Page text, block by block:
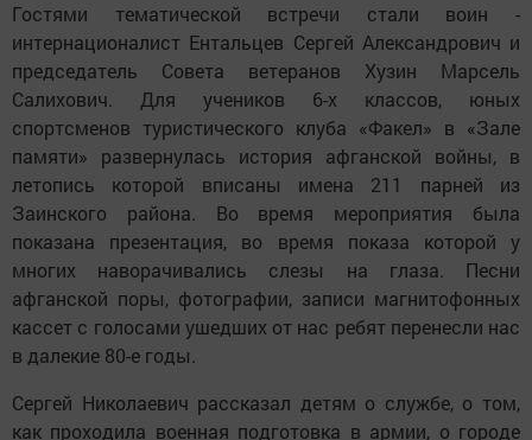
Гостями тематической встречи стали воин -
интернационалист Ентальцев Сергей Александрович и
председатель Совета ветеранов Хузин Марсель
Салихович. Для учеников 6-х классов, юных
спортсменов туристического клуба «Факел» в «Зале
памяти» развернулась история афганской войны, в
летопись которой вписаны имена 211 парней из
Заинского района. Во время мероприятия была
показана презентация, во время показа которой у
многих наворачивались слезы на глаза. Песни
афганской поры, фотографии, записи магнитофонных
кассет с голосами ушедших от нас ребят перенесли нас
в далекие 80-е годы.
Сергей Николаевич рассказал детям о службе, о том,
как проходила военная подготовка в армии, о городе